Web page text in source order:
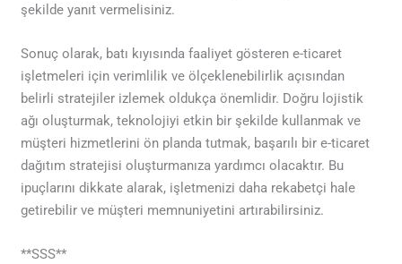
şekilde yanıt vermelisiniz.
Sonuç olarak, batı kıyısında faaliyet gösteren e-ticaret
işletmeleri için verimlilik ve ölçeklenebilirlik açısından
belirli stratejiler izlemek oldukça önemlidir. Doğru lojistik
ağı oluşturmak, teknolojiyi etkin bir şekilde kullanmak ve
müşteri hizmetlerini ön planda tutmak, başarılı bir e-ticaret
dağıtım stratejisi oluşturmanıza yardımcı olacaktır. Bu
ipuçlarını dikkate alarak, işletmenizi daha rekabetçi hale
getirebilir ve müşteri memnuniyetini artırabilirsiniz.
**SSS**